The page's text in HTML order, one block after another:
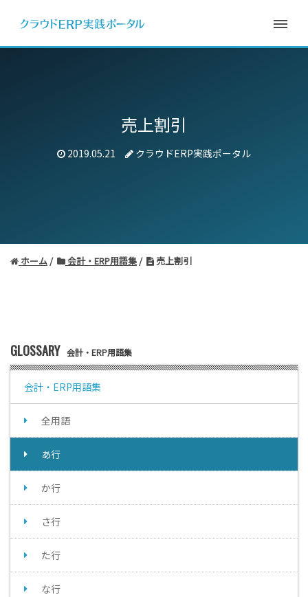
売上割引
2019.05.21 クラウドERP実践ポータル
ホーム 会計・ERP用語集 売上割引
GLOSSARY 会計・ERP用語集
会計・ERP用語集
全用語
あ行
か行
さ行
た行
な行